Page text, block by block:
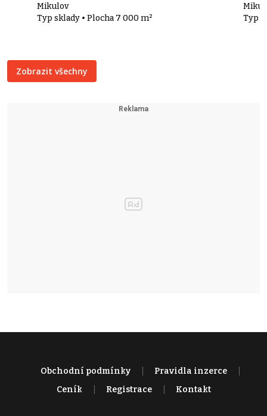
Mikulov
Typ sklady • Plocha 7 000 m²
Typ
Zobrazit všechny
Obchodní podmínky
Pravidla inzerce
Ceník
Registrace Kontakt